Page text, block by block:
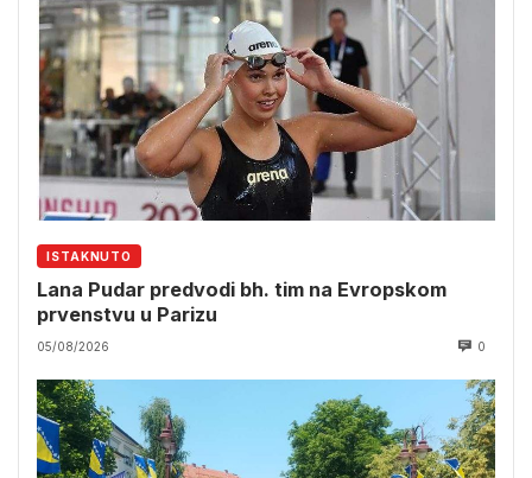
ISTAKNUTO
Lana Pudar predvodi bh. tim na Evropskom
prvenstvu u Parizu
05/08/2026 0